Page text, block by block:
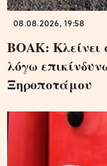
08.08.2026, 19:58
ΒΟΑΚ: Κλείνει
λόγω
Ξηροποτάμου